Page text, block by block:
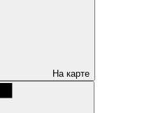
На карте